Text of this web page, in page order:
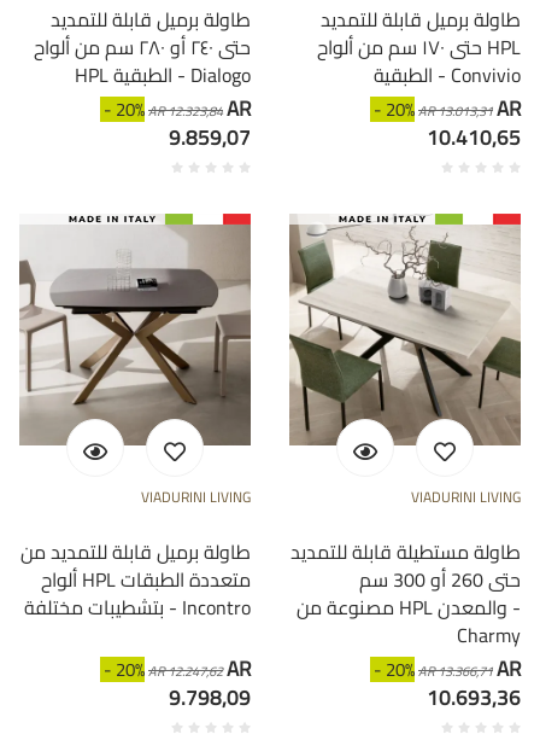
طاولة برميل قابلة للتمديد
حتى ٢٤٠ أو ٢٨٠ سم من ألواح
HPL الطبقية - Dialogo
- 20%AR 12.323,84AR
9.859,07
طاولة برميل قابلة للتمديد
حتى ١٧٠ سم من ألواح HPL
الطبقية - Convivio
- 20%AR 13.013,31AR
10.410,65
VIADURINI LIVING
طاولة برميل قابلة للتمديد من
ألواح HPL متعددة الطبقات
بتشطيبات مختلفة - Incontro
- 20%AR 12.247,62AR
9.798,09
VIADURINI LIVING
طاولة مستطيلة قابلة للتمديد
حتى 260 أو 300 سم
مصنوعة من HPL والمعدن -
Charmy
- 20%AR 13.366,71AR
10.693,36